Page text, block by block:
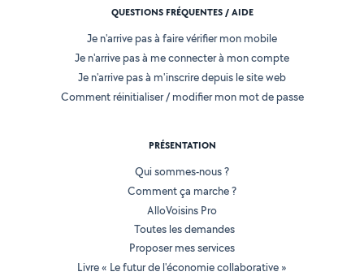
QUESTIONS FRÉQUENTES / AIDE
Je n'arrive pas à faire vérifier mon mobile
Je n'arrive pas à me connecter à mon compte
Je n'arrive pas à m'inscrire depuis le site web
Comment réinitialiser / modifier mon mot de passe
PRÉSENTATION
Qui sommes-nous ?
Comment ça marche ?
AlloVoisins Pro
Toutes les demandes
Proposer mes services
Livre « Le futur de l'économie collaborative »